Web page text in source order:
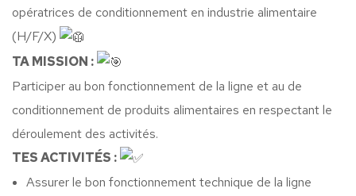
opératrices de conditionnement en industrie alimentaire
(H/F/X)
TA MISSION :
Participer au bon fonctionnement de la ligne et au de
conditionnement de produits alimentaires en respectant le
déroulement des activités.
TES ACTIVITÉS :
Assurer le bon fonctionnement technique de la ligne